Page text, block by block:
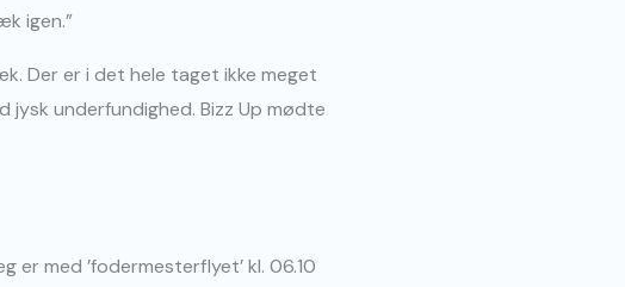
igen.”
Der er i det hele taget ikke meget
underfundighed. Bizz Up mødte
er med ’fodermesterflyet’ kl. 06.10